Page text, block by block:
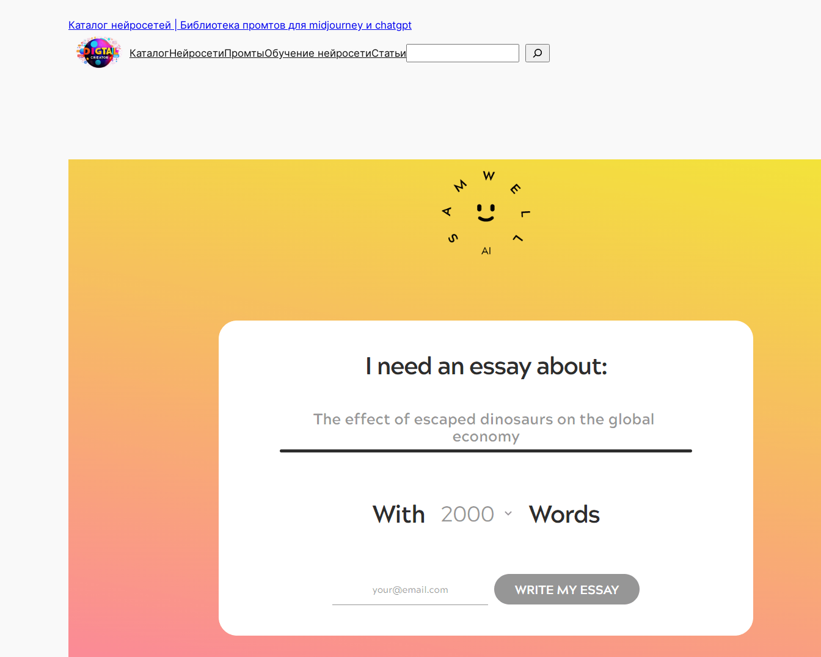
Каталог нейросетей | Библиотека промтов для midjourney и chatgpt
КаталогНейросетиПромтыОбучение нейросетиСтатьи